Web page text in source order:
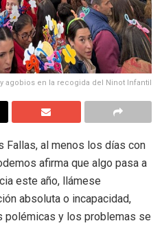
agobios en la recogida del Ninot Infantil
Fallas, al menos los días con
afirma que algo pasa a
este año, llámese
absoluta o incapacidad,
polémicas y los problemas se